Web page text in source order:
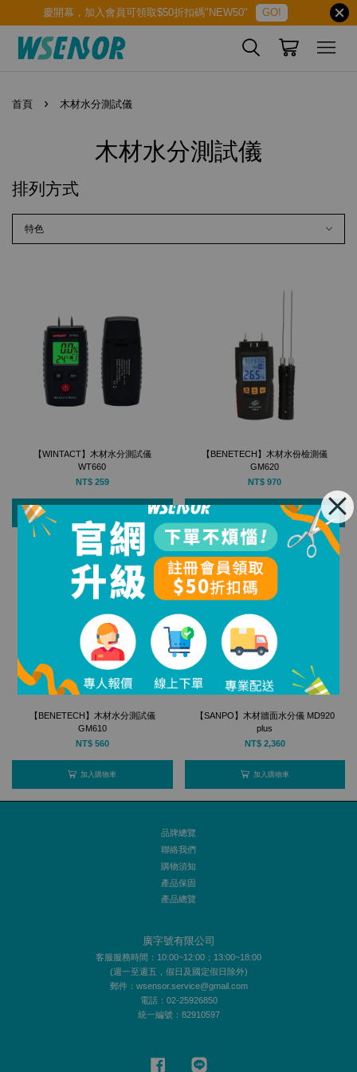
慶開幕，加入會員可領取$50折扣碼"NEW50" GO!
首頁 › 木材水分測試儀
木材水分測試儀
排列方式
【WINTACT】木材水分測試儀
WT660
NT$ 259
【BENETECH】木材水份檢測儀
GM620
NT$ 970
加入購物車
【BENETECH】木材水分測試儀
GM610
NT$ 560
加入購物車
【SANPO】木材牆面水分儀 MD920
plus
NT$ 2,360
加入購物車
品牌總覽
聯絡我們
購物須知
產品保固
產品總覽
廣字號有限公司
客服服務時間：10:00~12:00；13:00~18:00
(週一至週五，假日及國定假日除外)
郵件：wsensor.service@gmail.com
電話：02-25926850
統一編號：82910597
Facebook